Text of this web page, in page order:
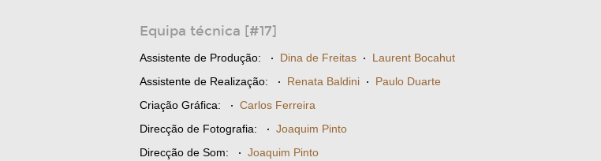
Equipa técnica [#17]
Assistente de Produção: · Dina de Freitas · Laurent Bocahut
Assistente de Realização: · Renata Baldini · Paulo Duarte
Criação Gráfica: · Carlos Ferreira
Direcção de Fotografia: · Joaquim Pinto
Direcção de Som: · Joaquim Pinto